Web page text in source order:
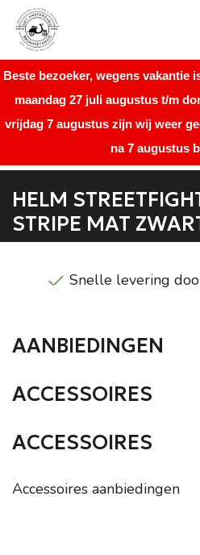
Beste bezoeker, wegens vakantie
maandag 27 juli augustus t/m
vrijdag 7 augustus zijn wij weer
na 7 augustus
HELM
STRIPE MAT
Snelle levering
AANBIEDINGEN
ACCESSOIRES
ACCESSOIRES
Accessoires aanbiedingen